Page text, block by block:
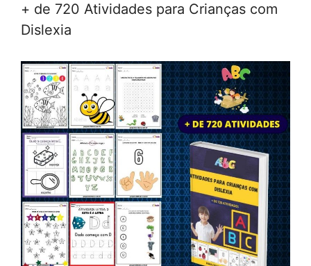
+ de 720 Atividades para Crianças com
Dislexia